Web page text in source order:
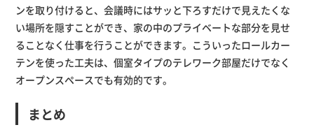
ンを取り付けると、会議時にはサッと下ろすだけで見えたくな
い場所を隠すことができ、家の中のプライベートな部分を見せ
ることなく仕事を行うことができます。こういったロールカー
テンを使った工夫は、個室タイプのテレワーク部屋だけでなく
オープンスペースでも有効的です。
まとめ